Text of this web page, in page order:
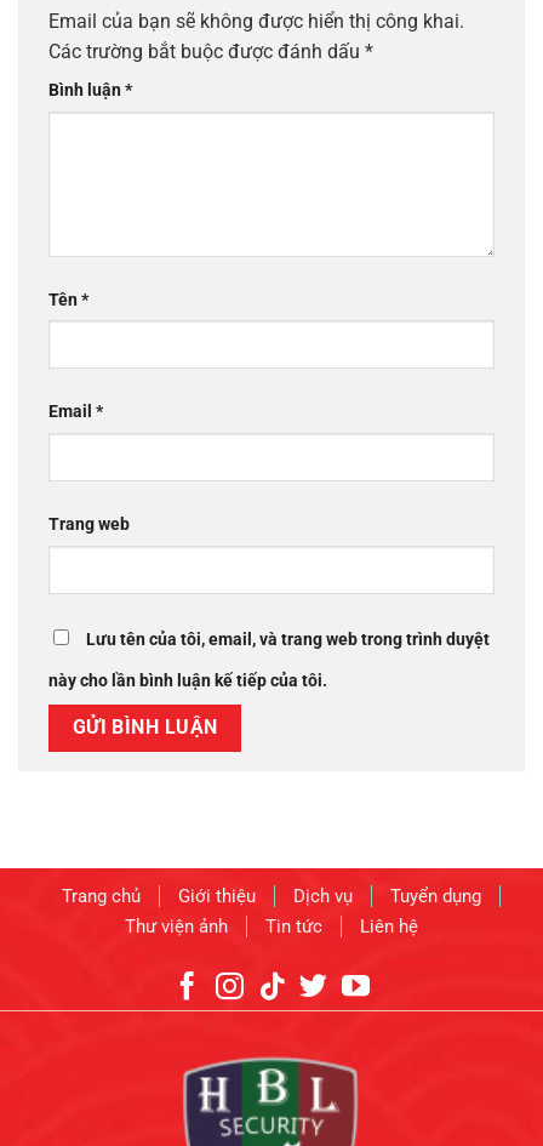
Email của bạn sẽ không được hiển thị công khai.
Các trường bắt buộc được đánh dấu *
Bình luận*
Tên*
Email *
Trang web
Lưu tên của tôi, email, và trang web trong trình duyệt
này cho lần bình luận kế tiếp của tôi.
Trang chủ Giới thiệu Dịch vụ
Tuyển dụng
Thư viện ảnh
Tin tức Liên hệ